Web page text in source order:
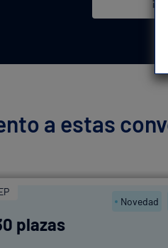
a estas
Novedad
plazas